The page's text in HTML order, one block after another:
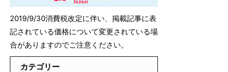
2019/9/30消費税改定に伴い、掲載記事に表
記されている価格について変更されている場
合がありますのでご注意ください。
カテゴリー